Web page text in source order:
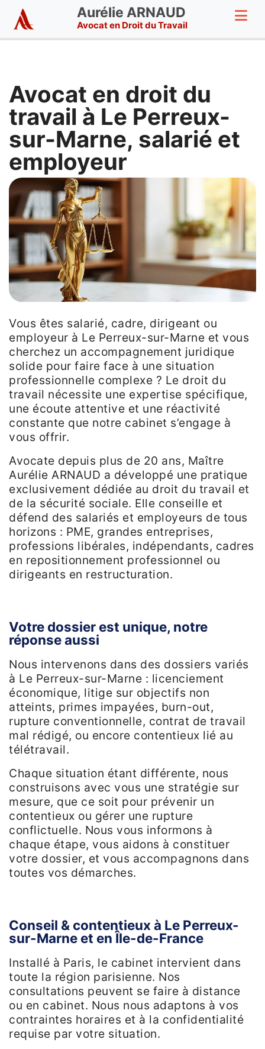
Aurélie ARNAUD
Avocat en Droit du Travail
Avocat en droit du
travail à Le Perreux-
sur-Marne, salarié et
employeur
Vous êtes salarié, cadre, dirigeant ou
employeur à Le Perreux-sur-Marne et vous
cherchez un accompagnement juridique
solide pour faire face à une situation
professionnelle complexe ? Le droit du
travail nécessite une expertise spécifique,
une écoute attentive et une réactivité
constante que notre cabinet s’engage à
vous offrir.
Avocate depuis plus de 20 ans, Maître
Aurélie ARNAUD a développé une pratique
exclusivement dédiée au droit du travail et
de la sécurité sociale. Elle conseille et
défend des salariés et employeurs de tous
horizons : PME, grandes entreprises,
professions libérales, indépendants, cadres
en repositionnement professionnel ou
dirigeants en restructuration.
Votre dossier est unique, notre
réponse aussi
Nous intervenons dans des dossiers variés
à Le Perreux-sur-Marne : licenciement
économique, litige sur objectifs non
atteints, primes impayées, burn-out,
rupture conventionnelle, contrat de travail
mal rédigé, ou encore contentieux lié au
télétravail.
Chaque situation étant différente, nous
construisons avec vous une stratégie sur
mesure, que ce soit pour prévenir un
contentieux ou gérer une rupture
conflictuelle. Nous vous informons à
chaque étape, vous aidons à constituer
votre dossier, et vous accompagnons dans
toutes vos démarches.
Conseil & contentieux à Le Perreux-
sur-Marne et en Île-de-France
Installé à Paris, le cabinet intervient dans
toute la région parisienne. Nos
consultations peuvent se faire à distance
ou en cabinet. Nous nous adaptons à vos
contraintes horaires et à la confidentialité
requise par votre situation.